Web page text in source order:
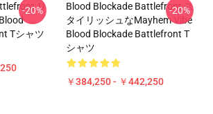
リ
Tシャツ
-20%
Blood Blockade Battlefront ス
タイリッシュなMayhem Vibe
Blood Blockade Battlefront T
シャツ
￥384,250 - ￥442,250
-20%